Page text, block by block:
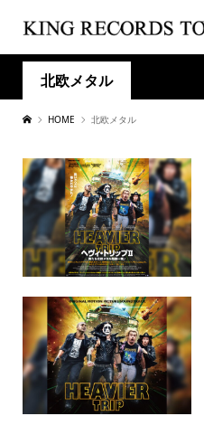
北欧メタル
HOME 北欧メタル